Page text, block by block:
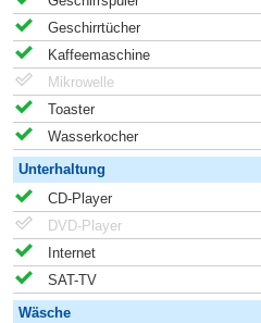
Geschirrtücher
Kaffeemaschine
Mikrowelle
Toaster
Wasserkocher
Unterhaltung
CD-Player
DVD-Player
Internet
SAT-TV
Wäsche